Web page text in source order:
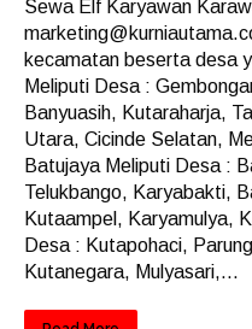
Sewa Elf Karyawan
kecamatan beserta desa
Meliputi Desa :
Banyuasih, Kutaraharja,
Utara, Cicinde Selatan,
Batujaya Meliputi Desa :
Telukbango, Karyabakti,
Kutaampel, Karyamulya,
Desa : Kutapohaci,
Kutanegara, Mulyasari,...